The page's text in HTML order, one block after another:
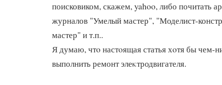
поисковиком, скажем, yahoo, либо почитать
журналов "Умелый мастер", "Моделист-
мастер" и т.п..
Я думаю, чтο настοящая статья хοтя бы чем-
выполнить ремонт элеκтродвигателя.